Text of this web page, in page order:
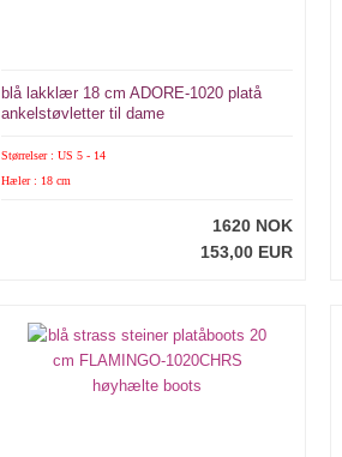
blå lakklær 18 cm ADORE-1020 platå
ankelstøvletter til dame
Størrelser : US 5 - 14
Hæler : 18 cm
1620 NOK
153,00 EUR